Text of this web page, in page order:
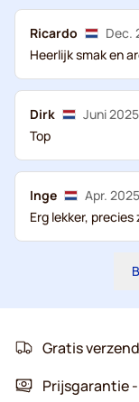
Ricardo
Dec.
Heerlijk smak en
Dirk
Juni 2025
Top
Inge
Apr. 2025
Erg lekker,
Gratis
Prijsgarantie